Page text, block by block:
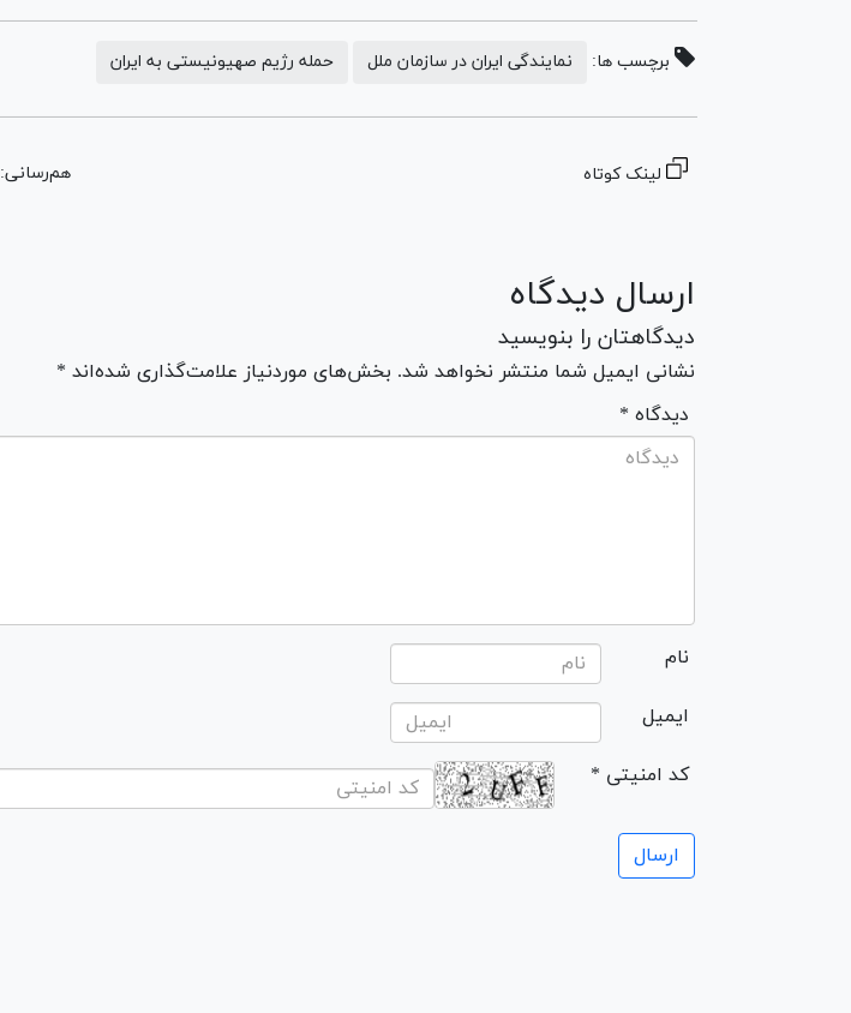
برچسب ها: نمایندگی ایران در سازمان ملل حمله رژیم صهیونیستی به ایران
لینک کوتاه هم‌رسانی:
ارسال دیدگاه
دیدگاهتان را بنویسید
نشانی ایمیل شما منتشر نخواهد شد. بخش‌های موردنیاز علامت‌گذاری شده‌اند *
* دیدگاه
نام
ایمیل
* کد امنیتی